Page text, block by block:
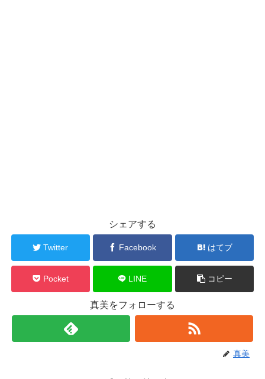
シェアする
Twitter Facebook はてブ
Pocket LINE コピー
真美をフォローする
真美